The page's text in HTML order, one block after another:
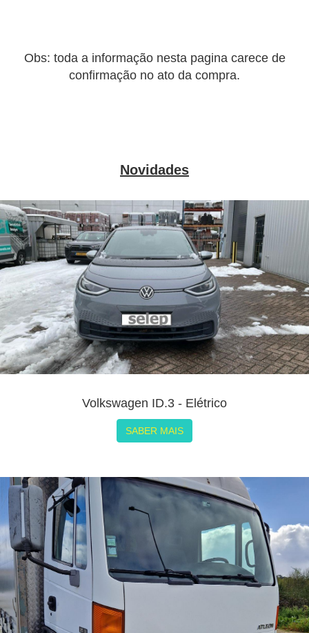
Obs: toda a informação nesta pagina carece de
confirmação no ato da compra.
Novidades
Volkswagen ID.3 - Elétrico
SABER MAIS